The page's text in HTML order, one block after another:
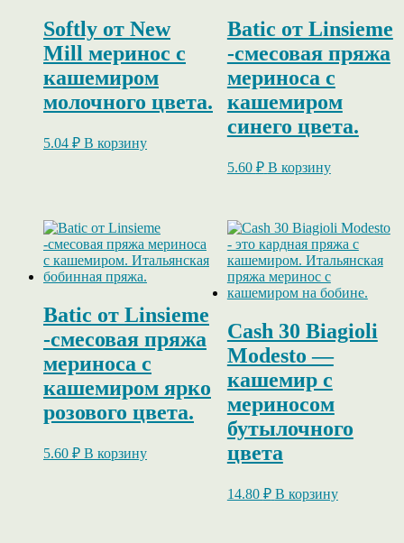
Softly от New
Mill меринос с
кашемиром
молочного цвета.
5.04 ₽ В корзину
Batic от Linsieme
-смесовая пряжа
мериноса с
кашемиром
синего цвета.
5.60 ₽ В корзину
Batic от Linsieme
-смесовая пряжа
мериноса с
кашемиром ярко
розового цвета.
5.60 ₽ В корзину
Cash 30 Biagioli
Modesto —
кашемир c
мериносом
бутылочного
цвета
14.80 ₽ В корзину